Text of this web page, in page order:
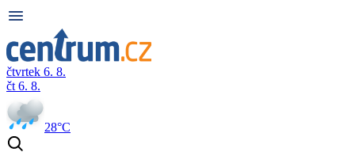
čtvrtek 6. 8.
čt 6. 8.
28°C